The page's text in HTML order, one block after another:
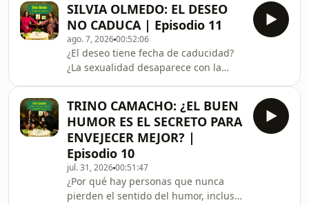
SILVIA OLMEDO: EL DESEO
NO CADUCA | Episodio 11
ago. 7, 202600:52:06
¿El deseo tiene fecha de caducidad?
¿La sexualidad desaparece con la
con Silvia Olmedo, psicóloga,
sexóloga y escritora, sobre los
grandes mitos que siguen rodeando
la sexualidad después de los
50.Hablan del deseo, la menopausia,
la andropausia, las ideas limitantes
con las que crecimos y cómo muchas
TRINO CAMACHO: ¿EL BUEN
HUMOR ES EL SECRETO PARA
ENVEJECER MEJOR? |
Episodio 10
jul. 31, 202600:51:47
¿Por qué hay personas que nunca
pierden el sentido del humor, incluso